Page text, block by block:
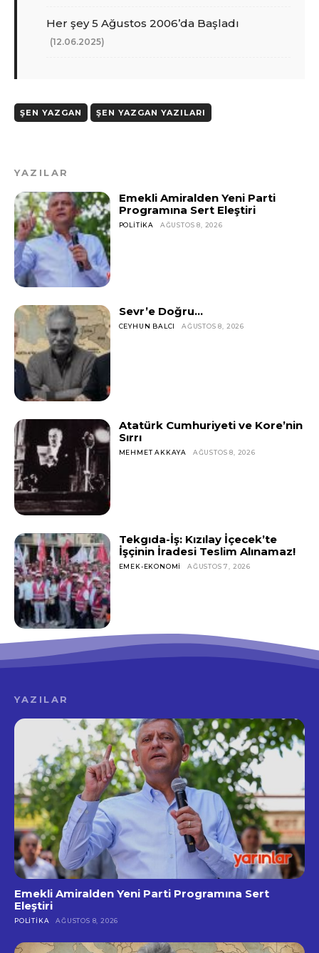
Her şey 5 Ağustos 2006’da Başladı
(12.06.2025)
ŞEN YAZGAN ŞEN YAZGAN YAZILARI
YAZILAR
Emekli Amiralden Yeni Parti
Programına Sert Eleştiri
POLITIKA AĞUSTOS 8, 2026
Sevr’e Doğru…
CEYHUN BALCI AĞUSTOS 8, 2026
Atatürk Cumhuriyeti ve Kore’nin
Sırrı
MEHMET AKKAYA AĞUSTOS 8, 2026
Tekgıda-İş: Kızılay İçecek’te
İşçinin İradesi Teslim Alınamaz!
EMEK-EKONOMI AĞUSTOS 7, 2026
YAZILAR
Emekli Amiralden Yeni Parti Programına Sert
Eleştiri
POLITIKA AĞUSTOS 8, 2026